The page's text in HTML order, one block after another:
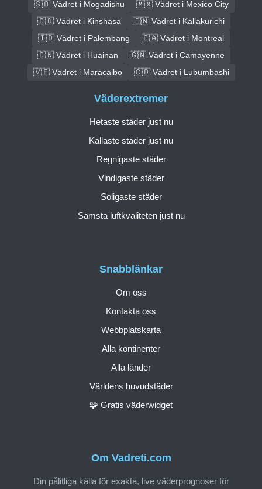
🇸🇴 Vädret i Mogadishu
🇲🇽 Vädret i Mexico City
🇨🇩 Vädret i Kinshasa
🇮🇳 Vädret i Kallakurichi
🇮🇩 Vädret i Palembang
🇨🇦 Vädret i Montreal
🇨🇳 Vädret i Huainan
🇬🇳 Vädret i Camayenne
🇻🇪 Vädret i Maracaibo
🇨🇩 Vädret i Lubumbashi
Om Vadreti.com
Din pålitliga källa för exakta, live väderprognoser för
Snabblänkar
Om oss
Kontakta oss
Webbplatskarta
Alla kontinenter
Alla länder
Världens huvudstäder
🧩 Gratis väderwidget
Väderextremer
Hetaste städer just nu
Kallaste städer just nu
Regnigaste städer
Vindigaste städer
Soligaste städer
Sämsta luftkvaliteten just nu